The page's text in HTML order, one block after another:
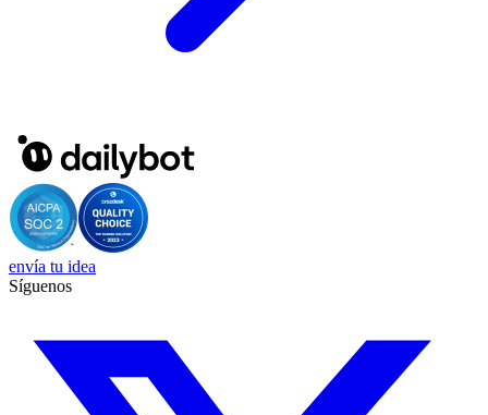
envía tu idea
Síguenos